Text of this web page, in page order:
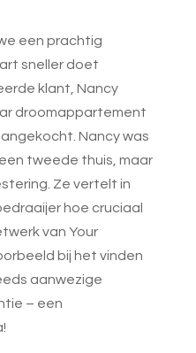
een prachtig
sneller doet
klant, Nancy
droomappartement
Nancy was
tweede thuis, maar
Ze vertelt in
hoe cruciaal
van Your
bij het vinden
aanwezige
– een